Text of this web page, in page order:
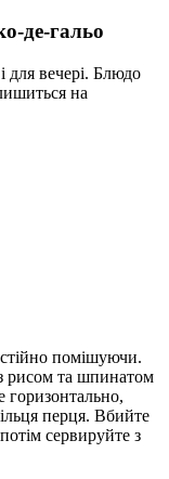
де-гальо
для вечері. Блюдо
на
помішуючи.
рисом та шпинатом
горизонтально,
перця. Вбийте
сервируйте з